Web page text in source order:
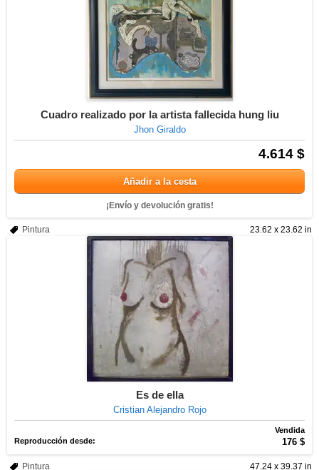
Cuadro realizado por la artista fallecida hung liu
Jhon Giraldo
4.614 $
Añadir a la cesta
¡Envío y devolución gratis!
23.62 x 23.62 in
Pintura
Es de ella
Cristian Alejandro Rojo
Vendida
Reproducción desde:
176 $
47.24 x 39.37 in
Pintura